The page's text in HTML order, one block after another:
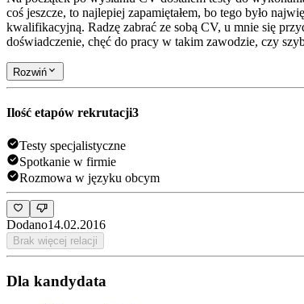
coś jeszcze, to najlepiej zapamiętałem, bo tego było
kwalifikacyjną. Radzę zabrać ze sobą CV, u mnie się
doświadczenie, chęć do pracy w takim zawodzie, czy
Rozwiń
Ilość etapów rekrutacji3
Testy specjalistyczne
Spotkanie w firmie
Rozmowa w języku obcym
Dodano14.02.2016
Brak więcej relacji
Dla kandydata